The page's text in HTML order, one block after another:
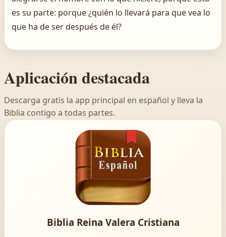
es su parte: porque ¿quién lo llevará para que vea lo
que ha de ser después de él?
Aplicación destacada
Descarga gratis la app principal en español y lleva la
Biblia contigo a todas partes.
Biblia Reina Valera Cristiana